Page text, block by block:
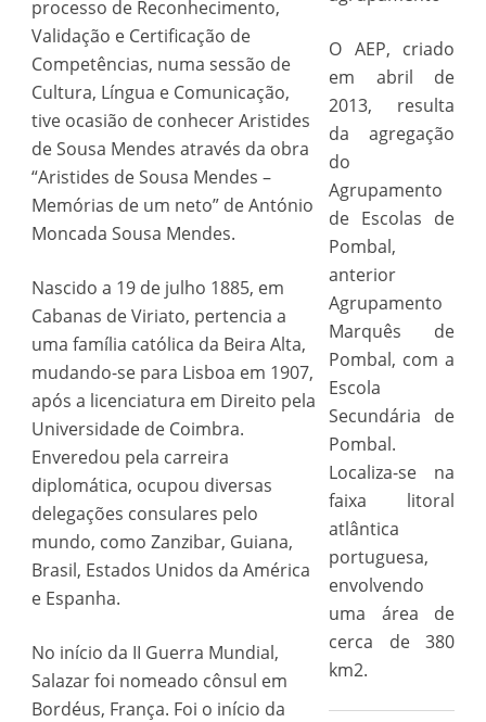
processo de Reconhecimento,
Validação e Certificação de
Competências, numa sessão de
Cultura, Língua e Comunicação,
tive ocasião de conhecer Aristides
de Sousa Mendes através da obra
“Aristides de Sousa Mendes –
Memórias de um neto” de António
Moncada Sousa Mendes.
Nascido a 19 de julho 1885, em
Cabanas de Viriato, pertencia a
uma família católica da Beira Alta,
mudando-se para Lisboa em 1907,
após a licenciatura em Direito pela
Universidade de Coimbra.
Enveredou pela carreira
diplomática, ocupou diversas
delegações consulares pelo
mundo, como Zanzibar, Guiana,
Brasil, Estados Unidos da América
e Espanha.
No início da II Guerra Mundial,
Salazar foi nomeado cônsul em
Bordéus, França. Foi o início da
O AEP, criado
em abril de
2013, resulta
da agregação
do
Agrupamento
de Escolas de
Pombal,
anterior
Agrupamento
Marquês de
Pombal, com a
Escola
Secundária de
Pombal.
Localiza-se na
faixa litoral
atlântica
portuguesa,
envolvendo
uma área de
cerca de 380
km2.